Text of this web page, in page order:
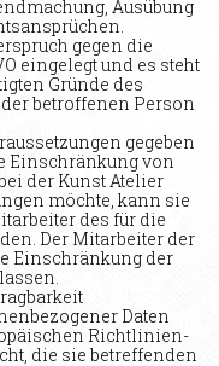
Ausübung
gegen die
eingelegt und es steht
Gründe des
betroffenen Person
gegeben
Einschränkung von
der Kunst Atelier
möchte, kann sie
des für die
Der Mitarbeiter der
Einschränkung der
Daten
Richtlinien-
die sie betreffenden